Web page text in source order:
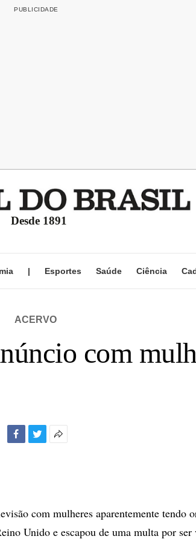
Desde 1891
| Esportes Saúde Ciência
ACERVO
com
com mulheres aparentemente tendo
Unido e escapou de uma multa por ser